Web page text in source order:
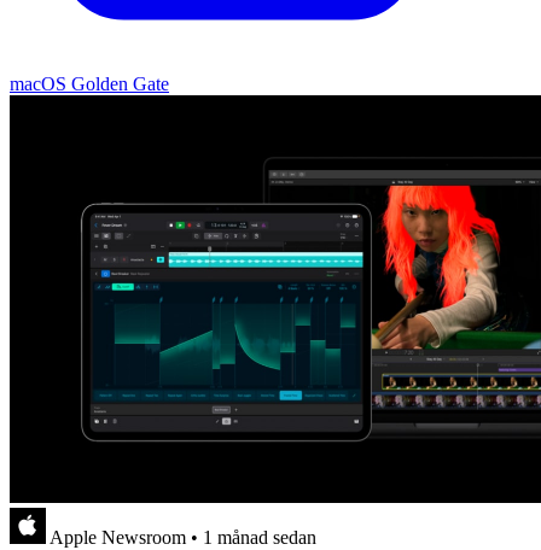
macOS Golden Gate
Apple Newsroom • 1 månad sedan